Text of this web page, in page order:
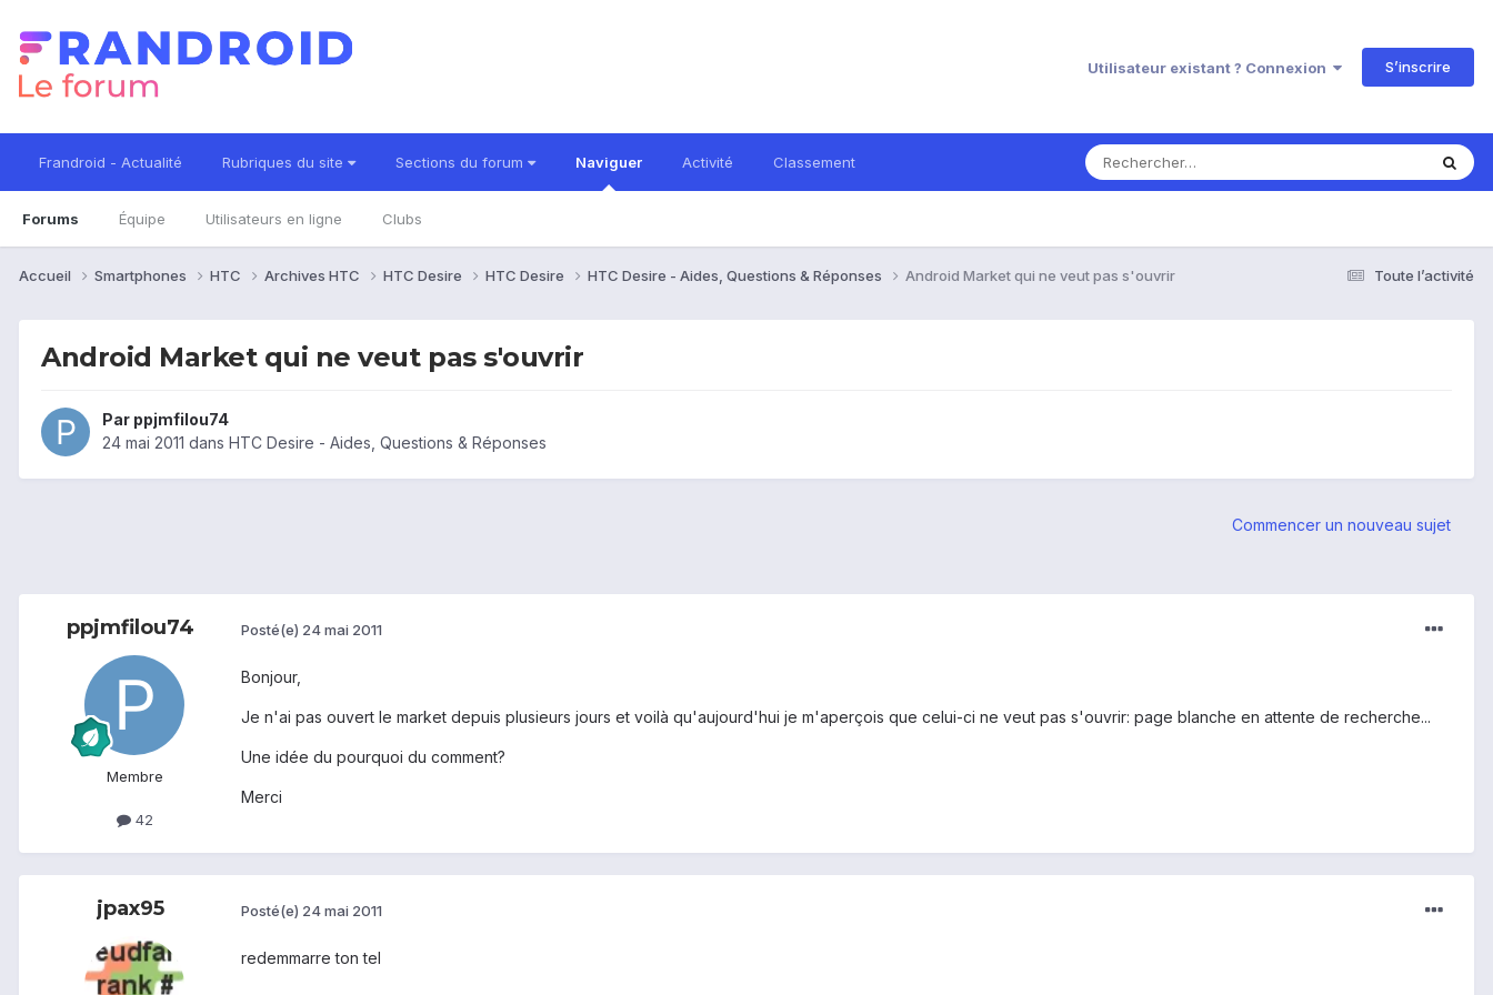
Utilisateur existant ? Connexion S’inscrire
Frandroid - Actualité Rubriques du site Sections du forum Naviguer
Forums Équipe Utilisateurs en ligne Clubs
Activité Classement
Toute l’activité
Accueil Smartphones HTC Archives HTC HTC Desire HTC Desire HTC Desire - Aides, Questions & Réponses Android Market qui ne veut pas s'ouvrir
Android Market qui ne veut pas s'ouvrir
Par ppjmfilou74
24 mai 2011 dans HTC Desire - Aides, Questions & Réponses
Commencer un nouveau sujet
ppjmfilou74
Membre
42
Posté(e) 24 mai 2011
Bonjour,
Je n'ai pas ouvert le market depuis plusieurs jours et voilà qu'aujourd'hui je m'aperçois que celui-ci ne veut pas s'ouvrir: page blanche en attente de recherche...
Une idée du pourquoi du comment?
Merci
jpax95 Posté(e) 24 mai 2011
redemmarre ton tel